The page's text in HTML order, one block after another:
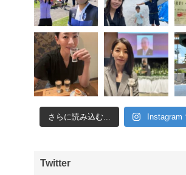
さらに読み込む... Instagram
Twitter